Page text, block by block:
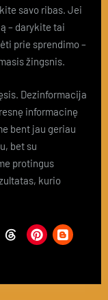
savo ribas. Jei
– darykite tai
prie sprendimo –
žingsnis.
Dezinformacija
informacinę
bent jau geriau
bet su
protingus
kurio